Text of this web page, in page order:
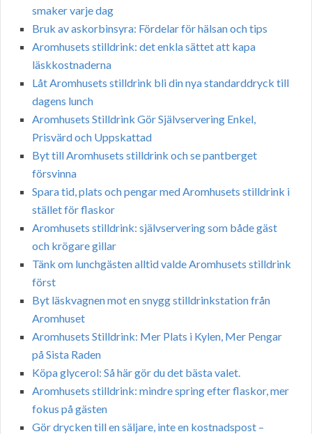
smaker varje dag
Bruk av askorbinsyra: Fördelar för hälsan och tips
Aromhusets stilldrink: det enkla sättet att kapa
läskkostnaderna
Låt Aromhusets stilldrink bli din nya standarddryck till
dagens lunch
Aromhusets Stilldrink Gör Självservering Enkel,
Prisvärd och Uppskattad
Byt till Aromhusets stilldrink och se pantberget
försvinna
Spara tid, plats och pengar med Aromhusets stilldrink i
stället för flaskor
Aromhusets stilldrink: självservering som både gäst
och krögare gillar
Tänk om lunchgästen alltid valde Aromhusets stilldrink
först
Byt läskvagnen mot en snygg stilldrinkstation från
Aromhuset
Aromhusets Stilldrink: Mer Plats i Kylen, Mer Pengar
på Sista Raden
Köpa glycerol: Så här gör du det bästa valet.
Aromhusets stilldrink: mindre spring efter flaskor, mer
fokus på gästen
Gör drycken till en säljare, inte en kostnadspost –